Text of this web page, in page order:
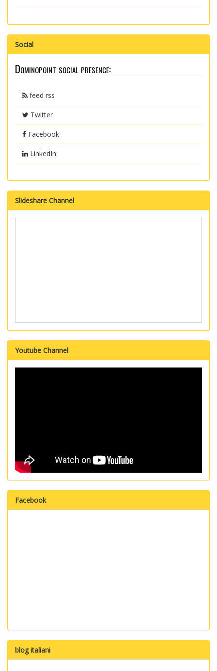
Social
Dominopoint social presence:
feed rss
Twitter
Facebook
LinkedIn
Slideshare Channel
Youtube Channel
Facebook
blog italiani